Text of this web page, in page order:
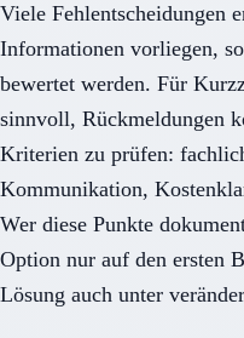
Viele Fehlentscheidungen
Informationen vorliegen,
bewertet werden. Für
sinnvoll, Rückmeldungen
Kriterien zu prüfen:
Kommunikation,
Wer diese Punkte
Option nur auf den ersten
Lösung auch unter